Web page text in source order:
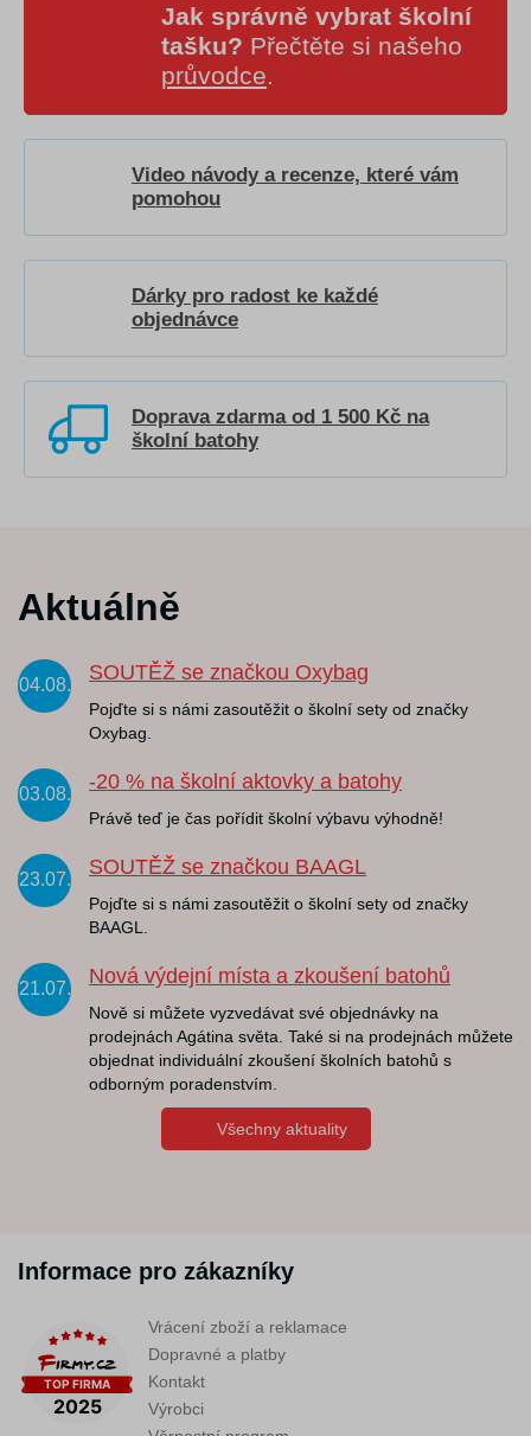
Jak správně vybrat školní
tašku? Přečtěte si našeho
průvodce.
Video návody a recenze, které vám
pomohou
Dárky pro radost ke každé
objednávce
Doprava zdarma od 1 500 Kč na
školní batohy
Aktuálně
04.08.
SOUTĚŽ se značkou Oxybag
Pojďte si s námi zasoutěžit o školní sety od značky
Oxybag.
03.08.
-20 % na školní aktovky a batohy
Právě teď je čas pořídit školní výbavu výhodně!
23.07.
SOUTĚŽ se značkou BAAGL
Pojďte si s námi zasoutěžit o školní sety od značky
BAAGL.
21.07.
Nová výdejní místa a zkoušení batohů
Nově si můžete vyzvedávat své objednávky na
prodejnách Agátina světa. Také si na prodejnách můžete
objednat individuální zkoušení školních batohů s
odborným poradenstvím.
Všechny aktuality
Informace pro zákazníky
Vrácení zboží a reklamace
Dopravné a platby
Kontakt
Výrobci